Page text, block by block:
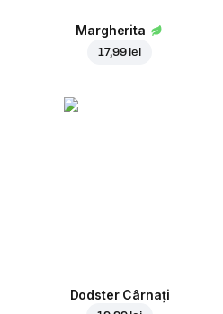
Margherita
17,99 lei
Dodster Cârnați